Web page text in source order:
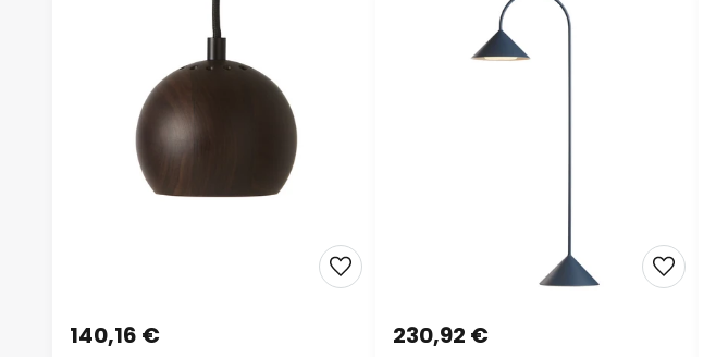
FRANDSEN Suspension Ball, noyer, Lampadaire LED rechargeable